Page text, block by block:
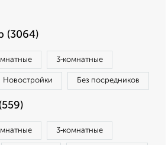
(3064)
3‑комнатные
Новостройки Без посредников
3‑комнатные